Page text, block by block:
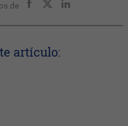
de
artículo: